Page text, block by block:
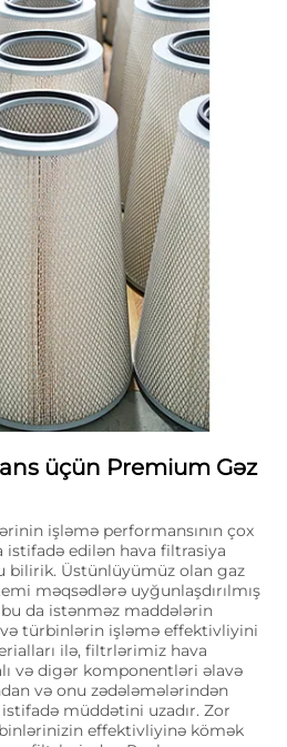
üçün Premium Gəz
işləmə performansının çox
istifadə edilən hava filtrasiya
bilirik. Üstünlüyümüz olan gaz
məqsədlərə uyğunlaşdırılmış
bu da istənməz maddələrin
türbinlərin işləmə effektivliyini
ilə, filtrlərimiz hava
və digər komponentləri əlavə
və onu zədələmələrindən
müddətini uzadır. Zor
effektivliyinə kömək